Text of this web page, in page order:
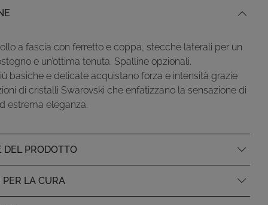
a fascia con ferretto e coppa, stecche laterali per un
e un’ottima tenuta. Spalline opzionali.
basiche e delicate acquistano forza e intensità grazie
di cristalli Swarovski che enfatizzano la sensazione di
estrema eleganza.
DEL PRODOTTO
PER LA CURA